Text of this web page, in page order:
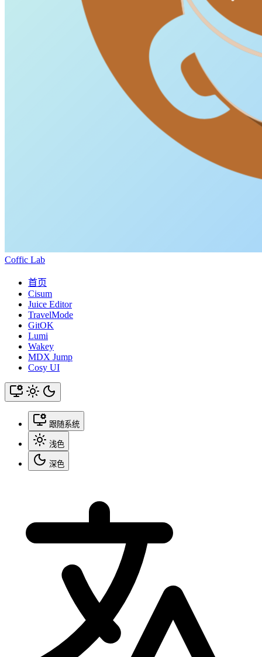
Coffic Lab
首页
Cisum
Juice Editor
TravelMode
GitOK
Lumi
Wakey
MDX Jump
Cosy UI
跟随系统
浅色
深色